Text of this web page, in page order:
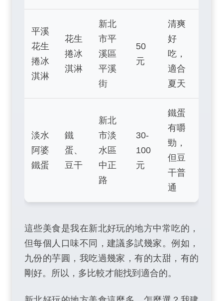
平溪
花生
捲冰
淇淋
花生
捲冰
淇淋
新北
市平
溪區
平溪
街
50
元
清爽
好
吃，
適合
夏天
淡水
阿婆
鐵蛋
鐵
蛋、
豆干
新北
市淡
水區
中正
路
30-
100
元
鐵蛋
有嚼
勁，
但豆
干普
通
這些美食是我在新北好玩的地方中常吃的，
但每個人口味不同，建議多試幾家。例如，
九份的芋圓，我吃過幾家，有的太甜，有的
剛好。所以，多比較才能找到適合的。